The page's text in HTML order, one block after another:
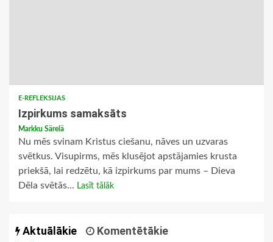
E-REFLEKSIJAS
Izpirkums samaksāts
Markku Särelä
Nu mēs svinam Kristus ciešanu, nāves un uzvaras
svētkus. Visupirms, mēs klusējot apstājamies krusta
priekšā, lai redzētu, kā izpirkums par mums – Dieva
Dēla svētās... Lasīt tālāk
Aktuālākie Komentētākie